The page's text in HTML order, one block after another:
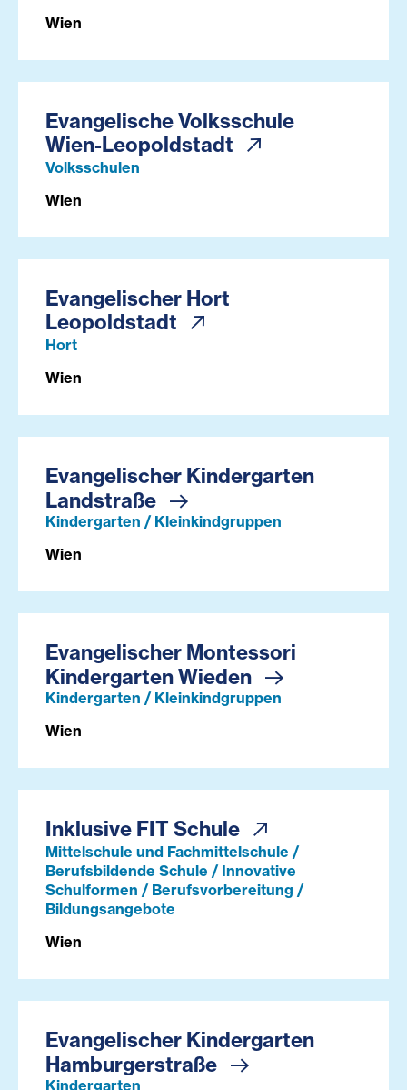
Wien
Evangelische Volksschule
Wien-Leopoldstadt
Volksschulen
Wien
Evangelischer Hort
Leopoldstadt
Hort
Wien
Evangelischer Kindergarten
Landstraße
Kindergarten / Kleinkindgruppen
Wien
Evangelischer Montessori
Kindergarten Wieden
Kindergarten / Kleinkindgruppen
Wien
Inklusive FIT Schule
Mittelschule und Fachmittelschule /
Berufsbildende Schule / Innovative
Schulformen / Berufsvorbereitung /
Bildungsangebote
Wien
Evangelischer Kindergarten
Hamburgerstraße
Kindergarten